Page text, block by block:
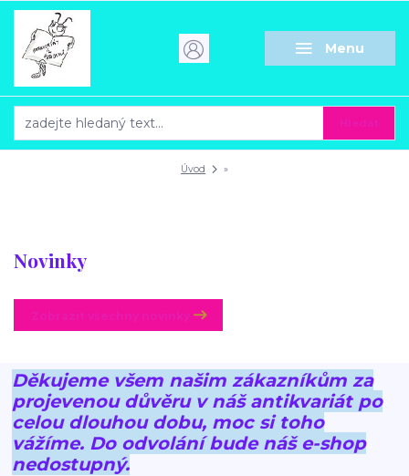
Menu
Úvod »
Novinky
Děkujeme všem našim zákazníkům za
projevenou důvěru v náš antikvariát po
celou dlouhou dobu, moc si toho
vážíme. Do odvolání bude náš e-shop
nedostupný.